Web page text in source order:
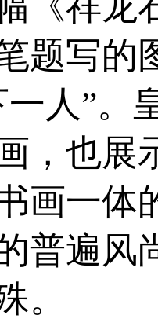
题写
一人”。
，也展
画一体
普遍风
。